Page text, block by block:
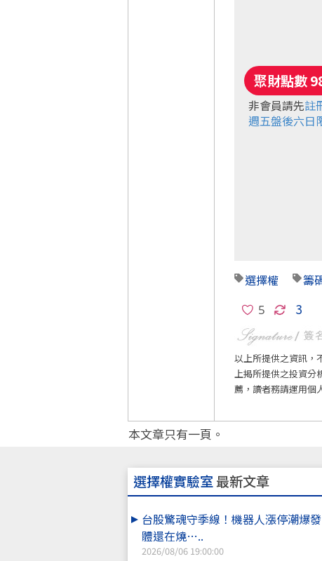
非會員請先註
週五盤後六日
選擇權 籌
3
以上所提供之資訊，
上揭所提供之投資分
薦，讀者務請運用個
本文章只有一頁。
選擇權實驗室最新文章
台股驚魂守季線！機器人漲停潮爆
體還在燒…..
2026/08/06 19:00:00